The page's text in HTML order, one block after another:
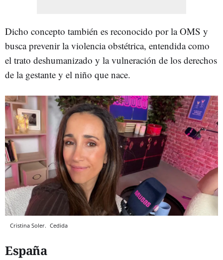
Dicho concepto también es reconocido por la OMS y
busca prevenir la violencia obstétrica, entendida como
el trato deshumanizado y la vulneración de los derechos
de la gestante y el niño que nace.
Cristina Soler. Cedida
España